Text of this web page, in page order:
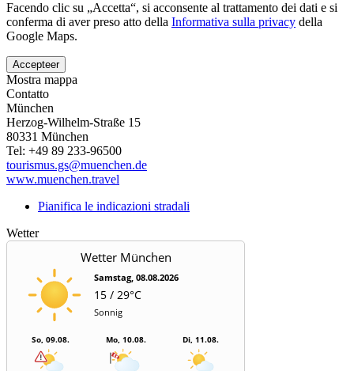
Facendo clic su „Accetta“, si acconsente al trattamento dei dati e si
conferma di aver preso atto della Informativa sulla privacy della
Google Maps.
Accepteer
Mostra mappa
Contatto
München
Herzog-Wilhelm-Straße 15
80331 München
Tel: +49 89 233-96500
tourismus.gs@muenchen.de
www.muenchen.travel
Pianifica le indicazioni stradali
Wetter
Wetter München
Samstag, 08.08.2026
15 / 29°C
Sonnig
So, 09.08. Mo, 10.08. Di, 11.08.